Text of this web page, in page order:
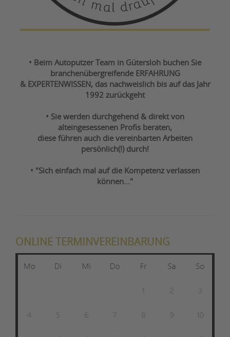
• Beim Autoputzer Team in Gütersloh buchen Sie
branchenübergreifende ERFAHRUNG
& EXPERTENWISSEN, das nachweislich bis auf das Jahr
1992 zurückgeht
• Sie werden durchgehend & direkt von
alteingesessenen Profis beraten,
diese führen auch die vereinbarten Arbeiten
persönlich(!) durch!
• "Sich einfach mal auf die Kompetenz verlassen
können..."
ONLINE TERMINVEREINBARUNG